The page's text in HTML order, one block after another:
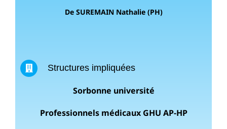
De SUREMAIN Nathalie (PH)
Structures impliquées
Sorbonne université
Professionnels médicaux GHU AP-HP